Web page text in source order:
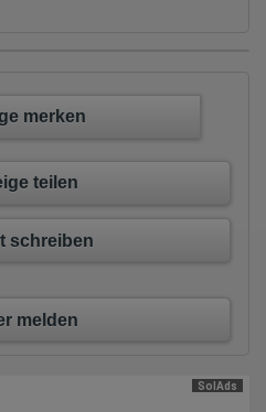
sind folgende:
Suchmaschine oder
er auf weitere Seiten des
merken
teilen
schreiben
melden
SolAds